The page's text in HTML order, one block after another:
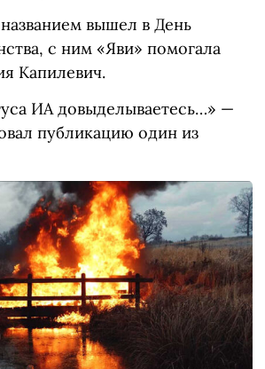
вышел в День
с ним «Яви» помогала
Капилевич.
ИА довыделываетесь…» —
публикацию один из